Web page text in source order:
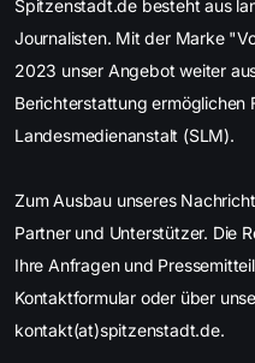
Spitzenstadt.de besteht aus
Journalisten. Mit der Marke
2023 unser Angebot weiter
Berichterstattung ermöglichen
Landesmedienanstalt (SLM).
Zum Ausbau unseres
Partner und Unterstützer. Die
Ihre Anfragen und
Kontaktformular oder über
kontakt(at)spitzenstadt.de.